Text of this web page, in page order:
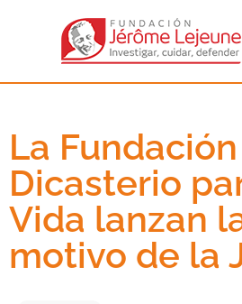
La
Dicasterio
Vida lanzan
motivo de la